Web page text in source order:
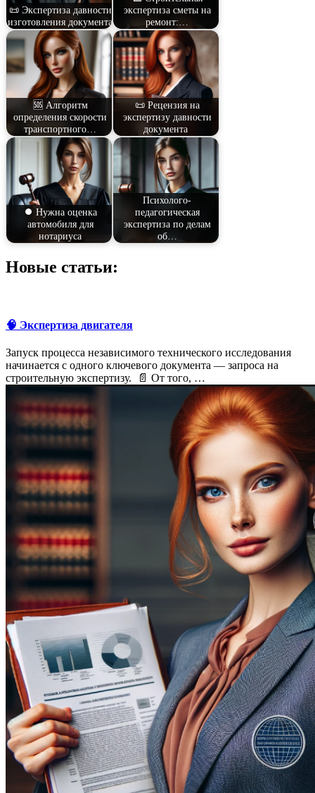
📜 Экспертиза давности
изготовления документа
экспертиза сметы на
ремонт:…
🆘 Алгоритм
определения скорости
транспортного…
📜 Рецензия на
экспертизу давности
документа
⏺️ Нужна оценка
автомобиля для
нотариуса
Психолого-
педагогическая
экспертиза по делам
об…
Новые статьи:
🧠 Экспертиза двигателя
Запуск процесса независимого технического исследования
начинается с одного ключевого документа — запроса на
строительную экспертизу. 📄 От того, …